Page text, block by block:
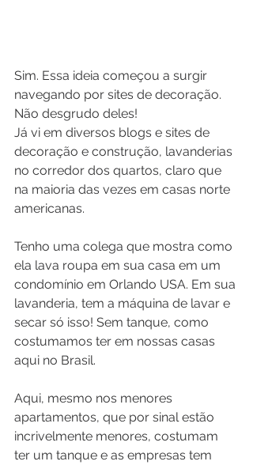
Sim. Essa ideia começou a surgir
navegando por sites de decoração.
Não desgrudo deles!
Já vi em diversos blogs e sites de
decoração e construção, lavanderias
no corredor dos quartos, claro que
na maioria das vezes em casas norte
americanas.
Tenho uma colega que mostra como
ela lava roupa em sua casa em um
condomínio em Orlando USA. Em sua
lavanderia, tem a máquina de lavar e
secar só isso! Sem tanque, como
costumamos ter em nossas casas
aqui no Brasil.
Aqui, mesmo nos menores
apartamentos, que por sinal estão
incrivelmente menores, costumam
ter um tanque e as empresas tem